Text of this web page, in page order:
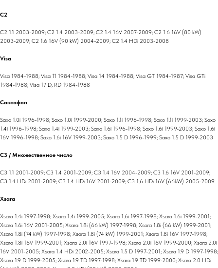
C2
C2 1.1 2003-2009; C2 1.4 2003-2009; C2 1.4 16V 2007-2009; C2 1.6 16V (80 kW)
2003-2009; C2 1.6 16V (90 kW) 2004-2009; C2 1.4 HDi 2003-2008
Visa
Visa 1984-1988; Visa 11 1984-1988; Visa 14 1984-1988; Visa GT 1984-1987; Visa GTi
1984-1988; Visa 17 D, RD 1984-1988
Саксофон
Saxo 1.0i 1996-1998; Saxo 1.0i 1999-2000; Saxo 1.1i 1996-1998; Saxo 1.1i 1999-2003; Saxo
1.4i 1996-1998; Saxo 1.4i 1999-2003; Saxo 1.6i 1996-1998; Saxo 1.6i 1999-2003; Saxo 1.6i
16V 1996-1998; Saxo 1.6i 16V 1999-2003; Saxo 1.5 D 1996-1999; Saxo 1.5 D 1999-2003
C3 / Множественное число
C3 1.1 2001-2009; C3 1.4 2001-2009; C3 1.4 16V 2004-2009; C3 1.6 16V 2001-2009;
C3 1.4 HDi 2001-2009; C3 1.4 HDi 16V 2001-2009; C3 1.6 HDi 16V (66kW) 2005-2009
Xsara
Xsara 1.4i 1997-1998; Xsara 1.4i 1999-2005; Xsara 1.6i 1997-1998; Xsara 1.6i 1999-2001;
Xsara 1.6i 16V 2001-2005; Xsara 1.8i (66 kW) 1997-1998; Xsara 1.8i (66 kW) 1999-2001;
Xsara 1.8i (74 kW) 1997-1998; Xsara 1.8i (74 kW) 1999-2001; Xsara 1.8i 16V 1997-1998;
Xsara 1.8i 16V 1999-2001; Xsara 2.0i 16V 1997-1998; Xsara 2.0i 16V 1999-2000; Xsara 2.0i
16V 2001-2005; Xsara 1.4 HDi 2002-2005; Xsara 1.5 D 1997-2001; Xsara 1.9 D 1997-1998;
Xsara 1.9 D 1999-2005; Xsara 1.9 TD 1997-1998; Xsara 1.9 TD 1999-2000; Xsara 2.0 HDi